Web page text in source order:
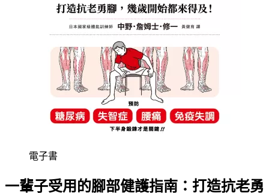
電子書
一輩子受用的腳部健護指南：打造抗老勇